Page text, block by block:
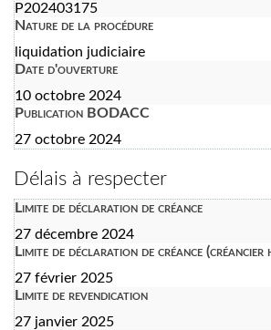
P202403175
Nature de la procédure
liquidation judiciaire
Date d'ouverture
10 octobre 2024
Publication BODACC
27 octobre 2024
Délais à respecter
Limite de déclaration de créance
27 décembre 2024
Limite de déclaration de créance
27 février 2025
Limite de revendication
27 janvier 2025